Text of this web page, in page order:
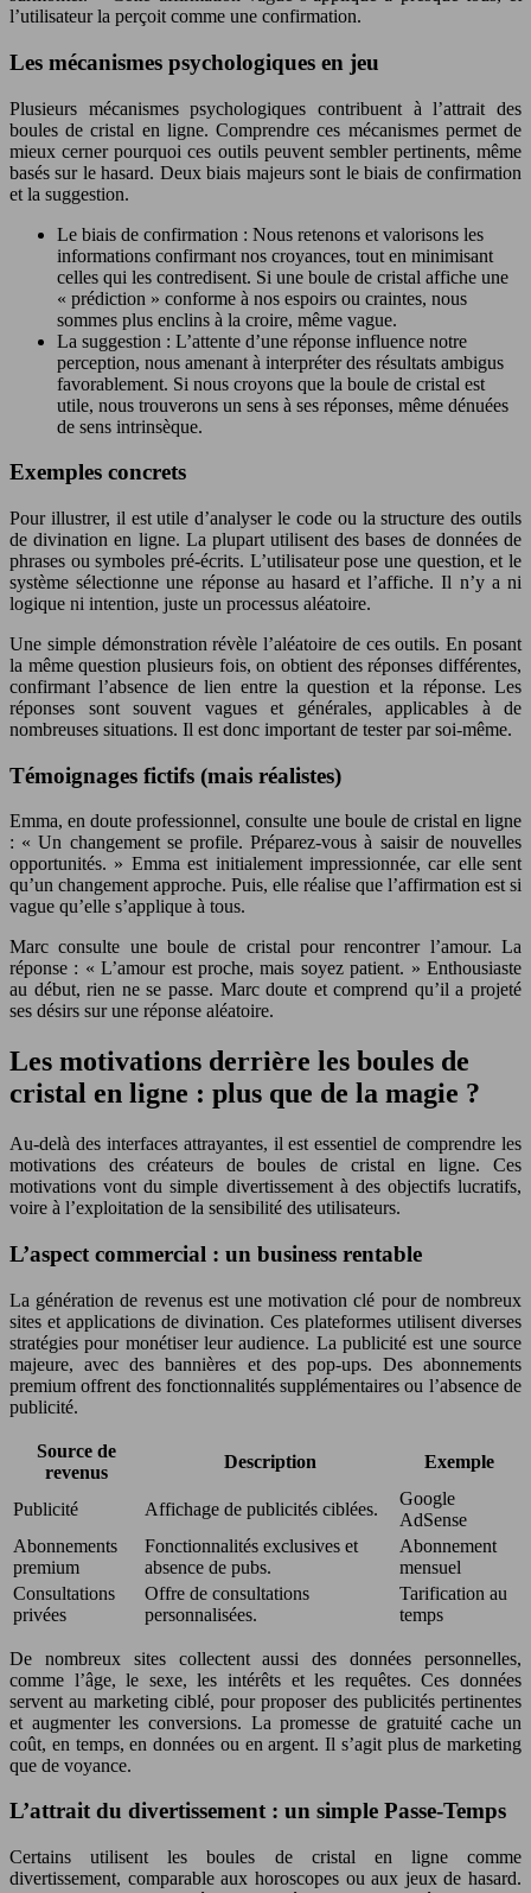
l’utilisateur la perçoit comme une confirmation.
Les mécanismes psychologiques en jeu
Plusieurs mécanismes psychologiques contribuent à l’attrait des
boules de cristal en ligne. Comprendre ces mécanismes permet de
mieux cerner pourquoi ces outils peuvent sembler pertinents, même
basés sur le hasard. Deux biais majeurs sont le biais de confirmation
et la suggestion.
Le biais de confirmation : Nous retenons et valorisons les
informations confirmant nos croyances, tout en minimisant
celles qui les contredisent. Si une boule de cristal affiche une
« prédiction » conforme à nos espoirs ou craintes, nous
sommes plus enclins à la croire, même vague.
La suggestion : L’attente d’une réponse influence notre
perception, nous amenant à interpréter des résultats ambigus
favorablement. Si nous croyons que la boule de cristal est
utile, nous trouverons un sens à ses réponses, même dénuées
de sens intrinsèque.
Exemples concrets
Pour illustrer, il est utile d’analyser le code ou la structure des outils
de divination en ligne. La plupart utilisent des bases de données de
phrases ou symboles pré-écrits. L’utilisateur pose une question, et le
système sélectionne une réponse au hasard et l’affiche. Il n’y a ni
logique ni intention, juste un processus aléatoire.
Une simple démonstration révèle l’aléatoire de ces outils. En posant
la même question plusieurs fois, on obtient des réponses différentes,
confirmant l’absence de lien entre la question et la réponse. Les
réponses sont souvent vagues et générales, applicables à de
nombreuses situations. Il est donc important de tester par soi-même.
Témoignages fictifs (mais réalistes)
Emma, en doute professionnel, consulte une boule de cristal en ligne
: « Un changement se profile. Préparez-vous à saisir de nouvelles
opportunités. » Emma est initialement impressionnée, car elle sent
qu’un changement approche. Puis, elle réalise que l’affirmation est si
vague qu’elle s’applique à tous.
Marc consulte une boule de cristal pour rencontrer l’amour. La
réponse : « L’amour est proche, mais soyez patient. » Enthousiaste
au début, rien ne se passe. Marc doute et comprend qu’il a projeté
ses désirs sur une réponse aléatoire.
Les motivations derrière les boules de
cristal en ligne : plus que de la magie ?
Au-delà des interfaces attrayantes, il est essentiel de comprendre les
motivations des créateurs de boules de cristal en ligne. Ces
motivations vont du simple divertissement à des objectifs lucratifs,
voire à l’exploitation de la sensibilité des utilisateurs.
L’aspect commercial : un business rentable
La génération de revenus est une motivation clé pour de nombreux
sites et applications de divination. Ces plateformes utilisent diverses
stratégies pour monétiser leur audience. La publicité est une source
majeure, avec des bannières et des pop-ups. Des abonnements
premium offrent des fonctionnalités supplémentaires ou l’absence de
publicité.
Source de
revenus
Description Exemple
Publicité Affichage de publicités ciblées.
Google
AdSense
Abonnements
premium
Fonctionnalités exclusives et
absence de pubs.
Abonnement
mensuel
Consultations
privées
Offre de consultations
personnalisées.
Tarification au
temps
De nombreux sites collectent aussi des données personnelles,
comme l’âge, le sexe, les intérêts et les requêtes. Ces données
servent au marketing ciblé, pour proposer des publicités pertinentes
et augmenter les conversions. La promesse de gratuité cache un
coût, en temps, en données ou en argent. Il s’agit plus de marketing
que de voyance.
L’attrait du divertissement : un simple Passe-Temps
Certains utilisent les boules de cristal en ligne comme
divertissement, comparable aux horoscopes ou aux jeux de hasard.